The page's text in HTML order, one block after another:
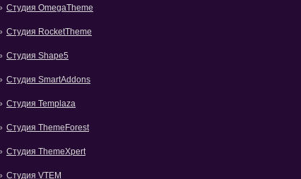
Студия OmegaTheme
Студия RocketTheme
Студия Shape5
Студия SmartAddons
Студия Templaza
Студия ThemeForest
Студия ThemeXpert
Студия VTEM